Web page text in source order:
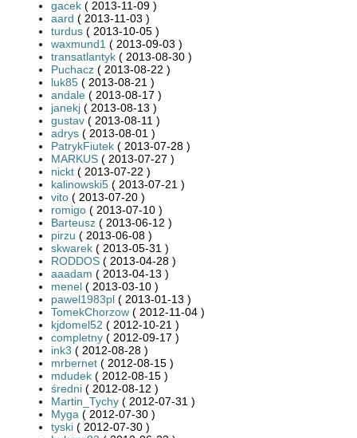
gacek ( 2013-11-09 )
aard ( 2013-11-03 )
turdus ( 2013-10-05 )
waxmund1 ( 2013-09-03 )
transatlantyk ( 2013-08-30 )
Puchacz ( 2013-08-22 )
luk85 ( 2013-08-21 )
andale ( 2013-08-17 )
janekj ( 2013-08-13 )
gustav ( 2013-08-11 )
adrys ( 2013-08-01 )
PatrykFiutek ( 2013-07-28 )
MARKUS ( 2013-07-27 )
nickt ( 2013-07-22 )
kalinowski5 ( 2013-07-21 )
vito ( 2013-07-20 )
romigo ( 2013-07-10 )
Barteusz ( 2013-06-12 )
pirzu ( 2013-06-08 )
skwarek ( 2013-05-31 )
RODDOS ( 2013-04-28 )
aaadam ( 2013-04-13 )
menel ( 2013-03-10 )
pawel1983pl ( 2013-01-13 )
TomekChorzow ( 2012-11-04 )
kjdomel52 ( 2012-10-21 )
completny ( 2012-09-17 )
ink3 ( 2012-08-28 )
mrbernet ( 2012-08-15 )
mdudek ( 2012-08-15 )
średni ( 2012-08-12 )
Martin_Tychy ( 2012-07-31 )
Myga ( 2012-07-30 )
tyski ( 2012-07-30 )